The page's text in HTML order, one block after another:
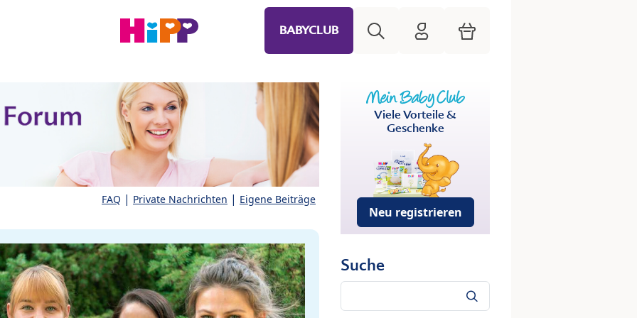
BABYCLUB HiPP Mein Babyclub
Warenkorb
FAQ | Private Nachrichten | Eigene Beiträge
Viele Vorteile &
Geschenke
Neu registrieren
Suche